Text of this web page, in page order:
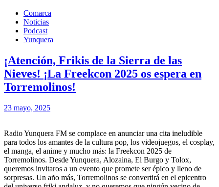
Comarca
Noticias
Podcast
Yunquera
¡Atención, Frikis de la Sierra de las
Nieves! ¡La Freekcon 2025 os espera en
Torremolinos!
23 mayo, 2025
Radio Yunquera FM se complace en anunciar una cita ineludible
para todos los amantes de la cultura pop, los videojuegos, el cosplay,
el manga, el anime y mucho más: la Freekcon 2025 de
Torremolinos. Desde Yunquera, Alozaina, El Burgo y Tolox,
queremos invitaros a un evento que promete ser épico y lleno de
sorpresas. Un año más, Torremolinos se convertirá en el epicentro